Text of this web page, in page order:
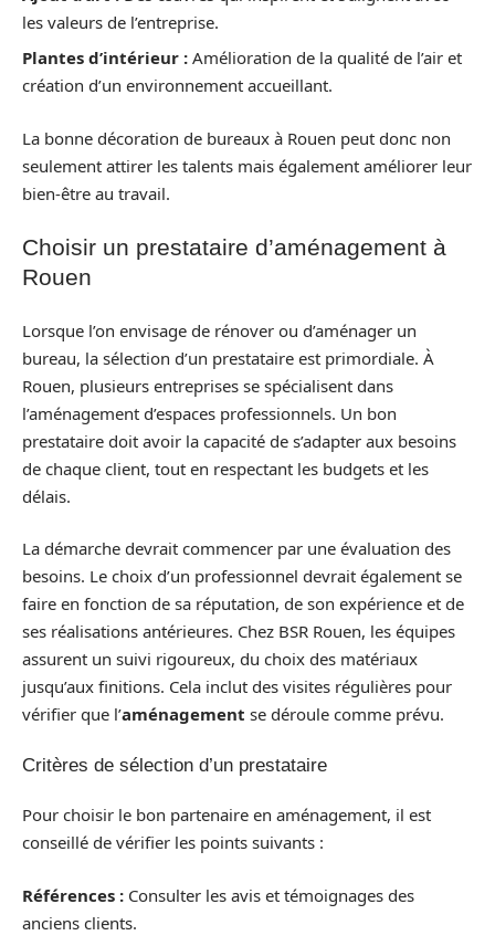
les valeurs de l’entreprise.
Plantes d’intérieur : Amélioration de la qualité de l’air et
création d’un environnement accueillant.
La bonne décoration de bureaux à Rouen peut donc non
seulement attirer les talents mais également améliorer leur
bien-être au travail.
Choisir un prestataire d’aménagement à
Rouen
Lorsque l’on envisage de rénover ou d’aménager un
bureau, la sélection d’un prestataire est primordiale. À
Rouen, plusieurs entreprises se spécialisent dans
l’aménagement d’espaces professionnels. Un bon
prestataire doit avoir la capacité de s’adapter aux besoins
de chaque client, tout en respectant les budgets et les
délais.
La démarche devrait commencer par une évaluation des
besoins. Le choix d’un professionnel devrait également se
faire en fonction de sa réputation, de son expérience et de
ses réalisations antérieures. Chez BSR Rouen, les équipes
assurent un suivi rigoureux, du choix des matériaux
jusqu’aux finitions. Cela inclut des visites régulières pour
vérifier que l’aménagement se déroule comme prévu.
Critères de sélection d’un prestataire
Pour choisir le bon partenaire en aménagement, il est
conseillé de vérifier les points suivants :
Références : Consulter les avis et témoignages des
anciens clients.